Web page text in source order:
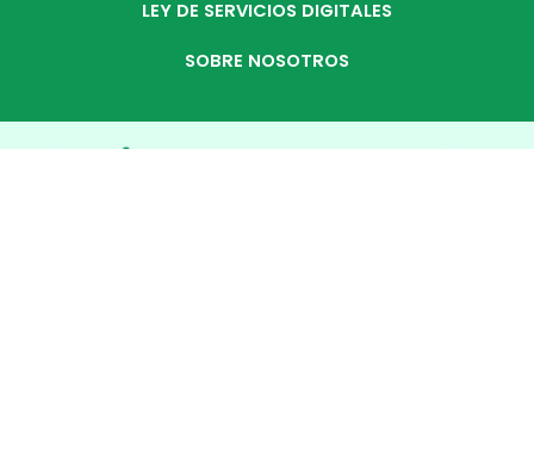
LEY DE SERVICIOS DIGITALES
SOBRE NOSOTROS